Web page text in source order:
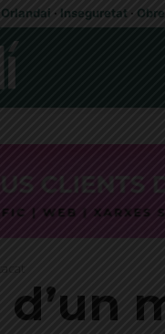
Orlandai · Inseguretat ·